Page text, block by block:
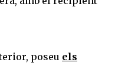
poseu els